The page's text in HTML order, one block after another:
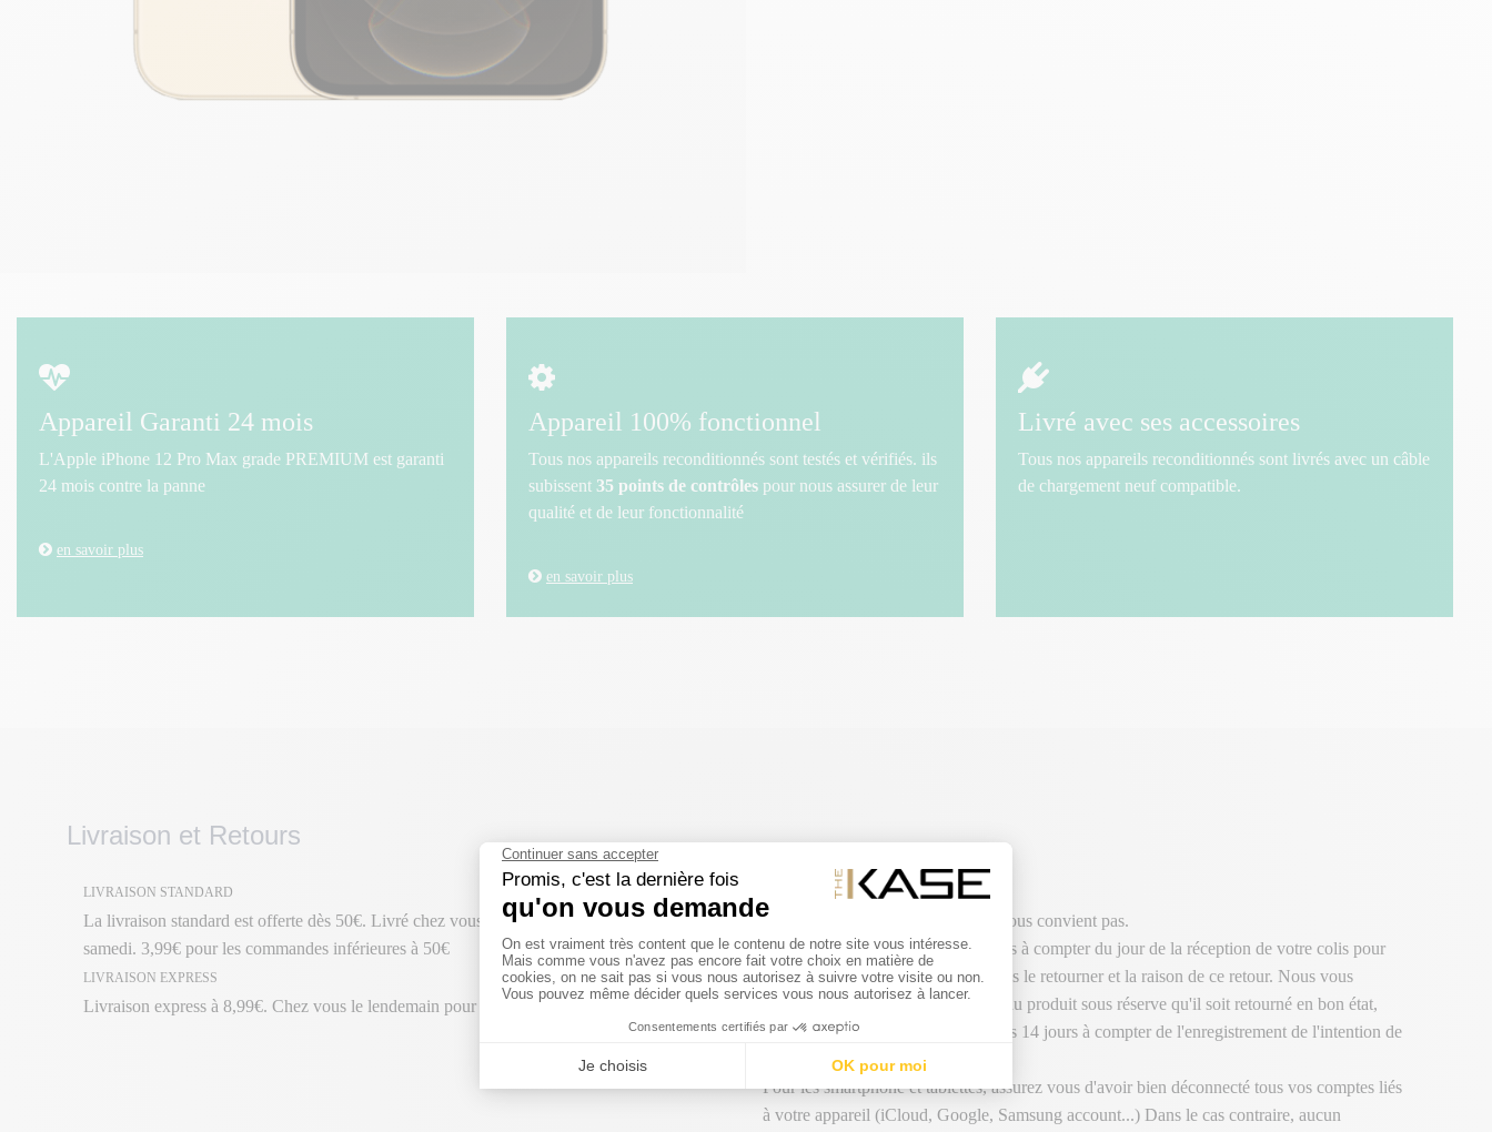
Appareil Garanti 24 mois
L'Apple iPhone 12 Pro Max grade PREMIUM est garanti
24 mois contre la panne
en savoir plus
Appareil 100% fonctionnel
Tous nos appareils reconditionnés sont testés et vérifiés. ils
subissent 35 points de contrôles pour nous assurer de leur
qualité et de leur fonctionnalité
en savoir plus
Livré avec ses accessoires
Tous nos appareils reconditionnés sont livrés avec un câble
de chargement neuf compatible.
Livraison et Retours
LIVRAISON STANDARD
La livraison standard est offerte dès 50€. Livré chez vous entre 2 et 3 jours du lundi au
samedi. 3,99€ pour les commandes inférieures à 50€
LIVRAISON EXPRESS
Livraison express à 8,99€. Chez vous le lendemain pour toute commande passée avant 14h
RETOUR SIMPLE ET FACILE
Un article de votre commande ne vous convient pas.
Vous disposez d'un délai de 14 jours à compter du jour de la réception de votre colis pour
nous signaler votre intention de nous le retourner et la raison de ce retour. Nous vous
remboursons intégralement le prix du produit sous réserve qu'il soit retourné en bon état,
dans son emballage d'origine et sous 14 jours à compter de l'enregistrement de l'intention de
Pour les smartphone et tablettes, assurez vous d'avoir bien déconnecté tous vos comptes liés
à votre appareil (iCloud, Google, Samsung account...) Dans le cas contraire, aucun